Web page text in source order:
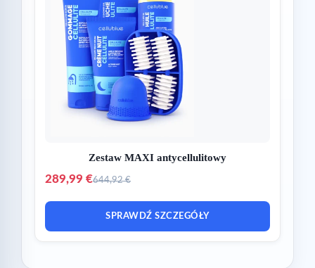
Zestaw MAXI antycellulitowy
289,99 €644,92 €
SPRAWDŹ SZCZEGÓŁY